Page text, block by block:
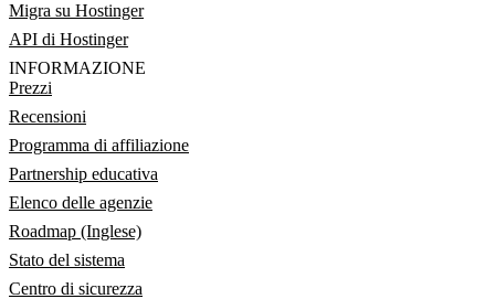
Migra su Hostinger
API di Hostinger
INFORMAZIONE
Prezzi
Recensioni
Programma di affiliazione
Partnership educativa
Elenco delle agenzie
Roadmap (Inglese)
Stato del sistema
Centro di sicurezza